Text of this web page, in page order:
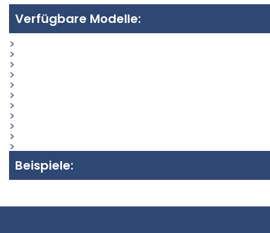
Verfügbare Modelle:
Beispiele: